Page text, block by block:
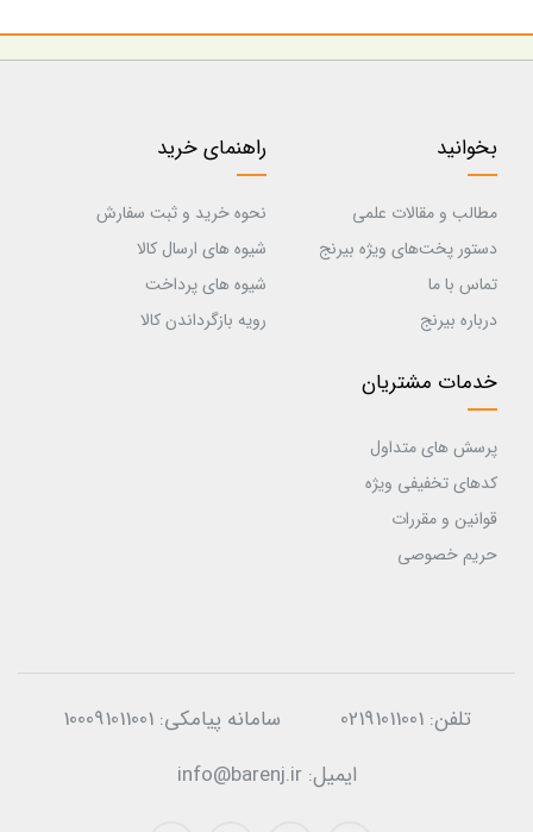
بخوانید
مطالب و مقالات علمی
دستور پخت‌های ویژه بیرنج
تماس با ما
درباره بیرنج
راهنمای خرید
نحوه خرید و ثبت سفارش
شیوه های ارسال کالا
شیوه های پرداخت
رویه بازگرداندن کالا
خدمات مشتریان
پرسش های متداول
کدهای تخفیفی ویژه
قوانین و مقررات
حریم خصوصی
تلفن:02191011001 سامانه پیامکی:100091011001
ایمیل:info@barenj.ir